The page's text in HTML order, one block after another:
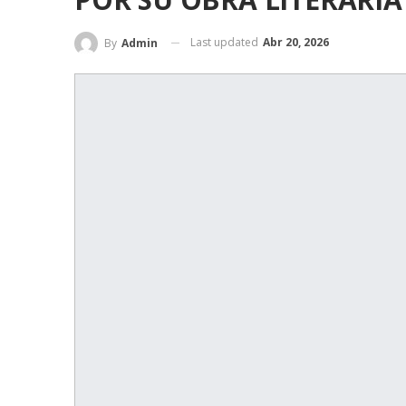
By Admin Last updated Abr 20, 2026